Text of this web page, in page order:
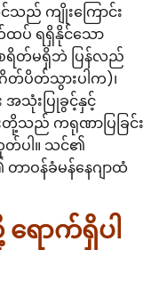
သည် ကျိုးကြောင်း
ထပ် ရရှိနိုင်သော
တ်မရှိဘဲ ပြန်လည်
တ်ပိတ်သွားပါက)၊
အသုံးပြုခွင့်နှင့်
တို့သည် ကရုဏာပြခြင်း
ဟုတ်ပါ။ သင်၏
ာဝန်ခံမန်နေဂျာထံ
ောက်ရှိပါ